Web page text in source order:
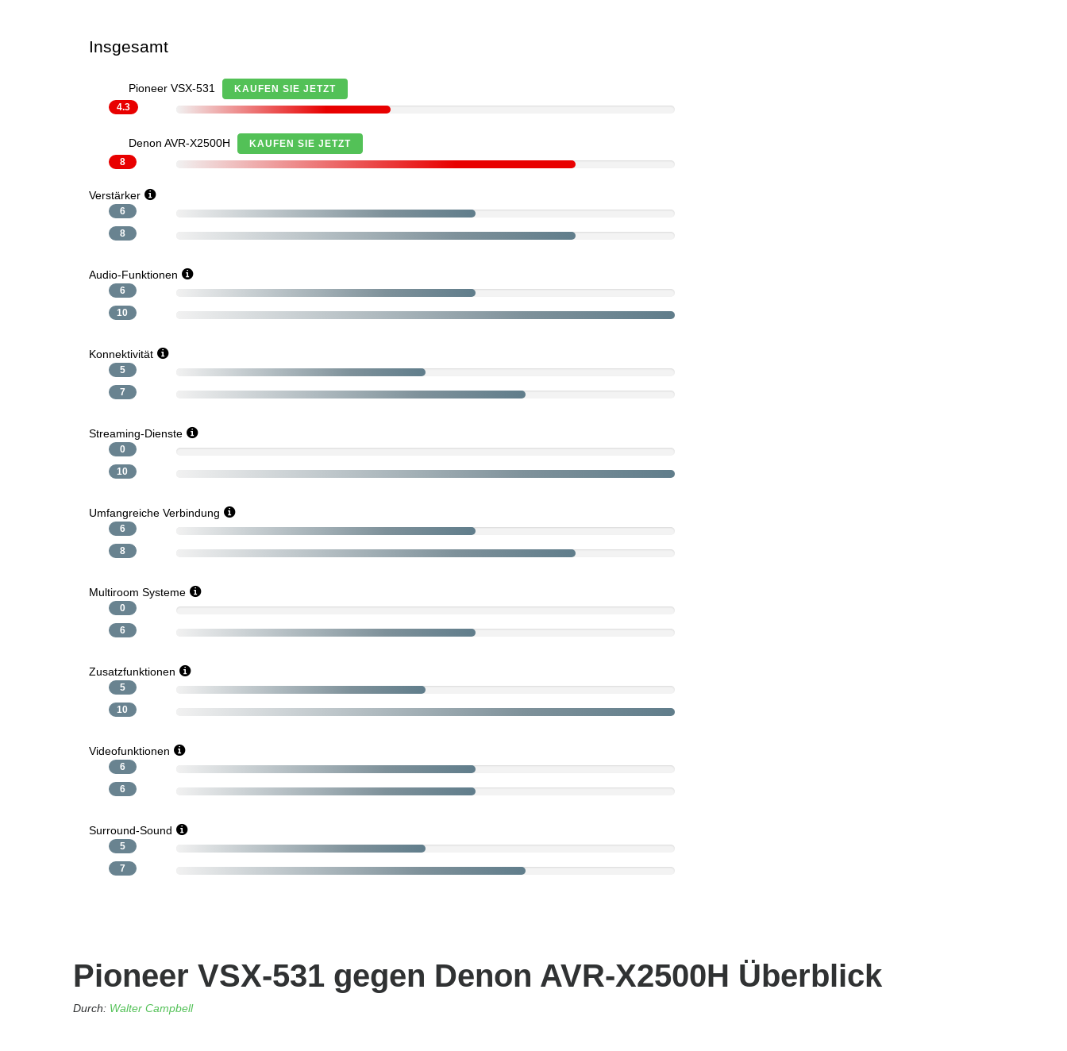
Insgesamt
Pioneer VSX-531
KAUFEN SIE JETZT
4.3
Denon AVR-X2500H
KAUFEN SIE JETZT
8
Verstärker
6
8
Audio-Funktionen
6
10
Konnektivität
5
7
Streaming-Dienste
0
10
Umfangreiche Verbindung
6
8
Multiroom Systeme
0
6
Zusatzfunktionen
5
10
Videofunktionen
6
6
Surround-Sound
5
7
Pioneer VSX-531 gegen Denon AVR-X2500H Überblick
Durch: Walter Campbell